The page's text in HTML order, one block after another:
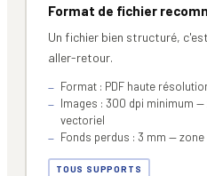
Format de fichier
Un fichier bien structuré,
aller-retour.
Format : PDF haute
Images : 300 dpi minimum
vectoriel
Fonds perdus : 3 mm —
TOUS SUPPORTS